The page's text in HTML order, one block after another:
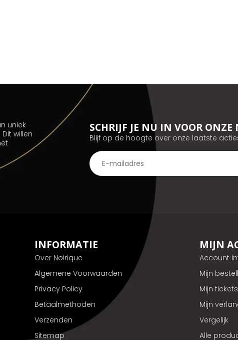
uniek
willen
SCHRIJF JE NU IN VOOR ONZE
Blijf op de hoogte over onze laatste
INFORMATIE
Over Noirique
Algemene Voorwaarden
Privacy Policy
Betaalmethoden
Verzenden
Sitemap
MIJN
Account
Mijn
Mijn tickets
Mijn
Vergelijk
Alle